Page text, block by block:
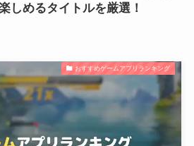
しめるタイトルを厳選！
おすすめゲームアプリランキング